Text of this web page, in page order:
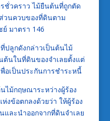
ชั่วคราว ไม้ยืนต้นที่ถูกตัด
วนควบของที่ดินตาม
มาตรา 146
ปลูกดังกล่าวเป็นต้นไม้
ต้นในที่ดินของจำเลยตั้งแต่
อเป็นประกันการชำระหนี้
ม้กฤษณาระหว่างผู้ร้อง
งข้อตกลงด้วยว่า ให้ผู้ร้อง
ละนำออกจากที่ดินจำเลย